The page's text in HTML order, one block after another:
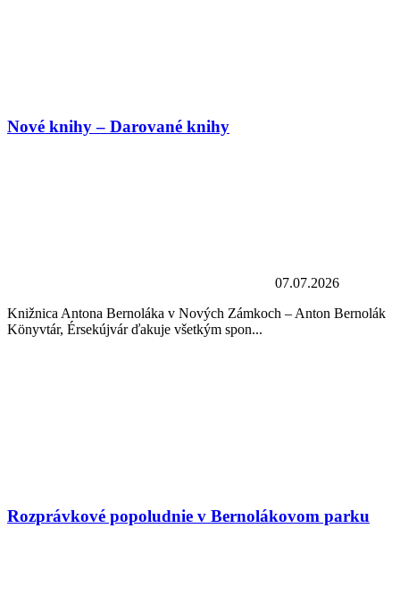
Nové knihy – Darované knihy
07.07.2026
Knižnica Antona Bernoláka v Nových Zámkoch – Anton Bernolák
Könyvtár, Érsekújvár ďakuje všetkým spon...
Rozprávkové popoludnie v Bernolákovom parku